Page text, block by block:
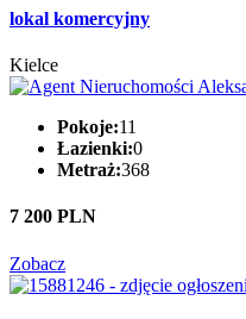
lokal komercyjny
Kielce
Pokoje:11
Łazienki:0
Metraż:368
7 200 PLN
Zobacz